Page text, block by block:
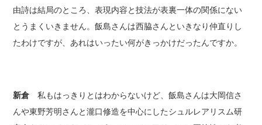
由詩は結局のところ、表現内容と技法が表裏一体の関係にない
とうまくいきません。飯島さんは西脇さんといきなり仲直りし
たわけですが、あれはいったい何がきっかけだったんですか。
新倉 私もはっきりとはわからないけど、飯島さんは大岡信さ
んや東野芳明さんと瀧口修造を中心にしたシュルレアリスム研